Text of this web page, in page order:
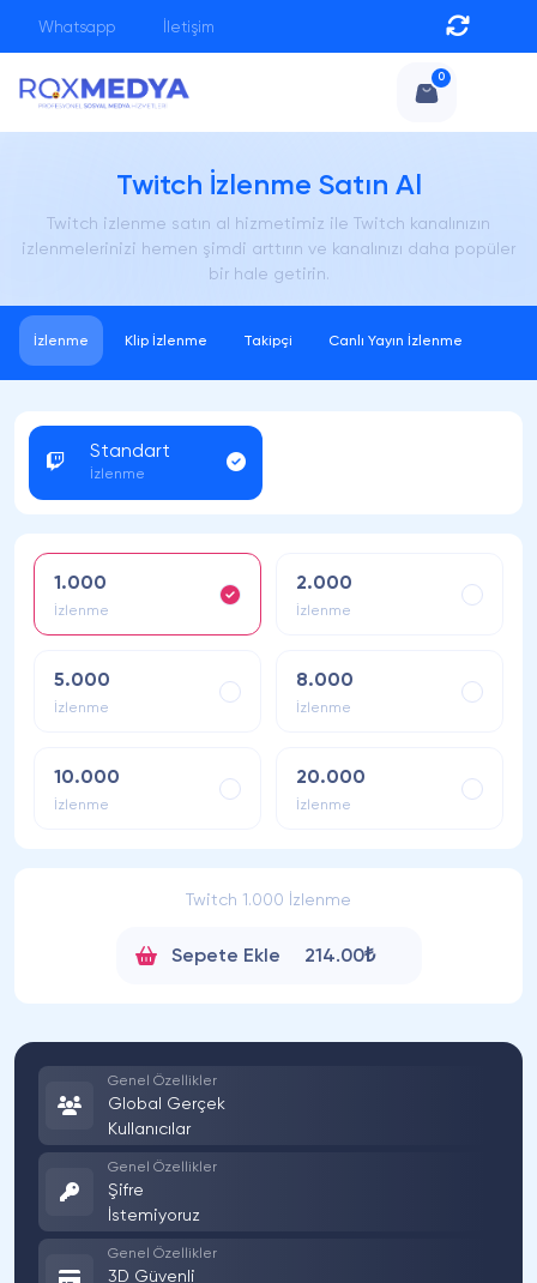
Whatsapp İletişim
0
Twitch İzlenme Satın Al
Twitch izlenme satın al hizmetimiz ile Twitch kanalınızın
izlenmelerinizi hemen şimdi arttırın ve kanalınızı daha popüler
bir hale getirin.
İzlenme Klip İzlenme Takipçi Canlı Yayın İzlenme
Standart
İzlenme
1.000
İzlenme
2.000
İzlenme
5.000
İzlenme
8.000
İzlenme
10.000
İzlenme
20.000
İzlenme
Twitch 1.000 İzlenme
Sepete Ekle 214.00₺
Genel Özellikler
Global Gerçek
Kullanıcılar
Genel Özellikler
Şifre
İstemiyoruz
Genel Özellikler
3D Güvenli